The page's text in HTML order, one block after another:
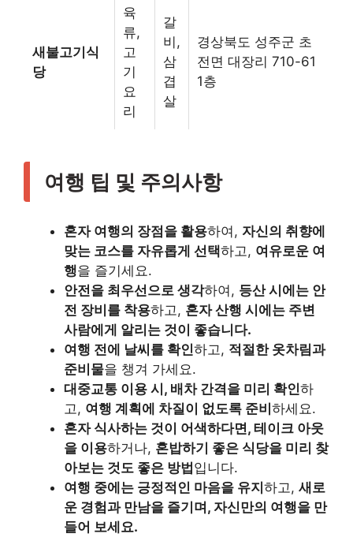
새불고기식
당
육
류,
고
기
요
리
갈
비,
삼
겹
살
경상북도 성주군 초
전면 대장리 710-61
1층
여행 팁 및 주의사항
혼자 여행의 장점을 활용하여, 자신의 취향에
맞는 코스를 자유롭게 선택하고, 여유로운 여
행을 즐기세요.
안전을 최우선으로 생각하여, 등산 시에는 안
전 장비를 착용하고, 혼자 산행 시에는 주변
사람에게 알리는 것이 좋습니다.
여행 전에 날씨를 확인하고, 적절한 옷차림과
준비물을 챙겨 가세요.
대중교통 이용 시, 배차 간격을 미리 확인하
고, 여행 계획에 차질이 없도록 준비 하세요.
혼자 식사하는 것이 어색하다면, 테이크 아웃
을 이용하거나, 혼밥하기 좋은 식당을 미리 찾
아보는 것도 좋은 방법 입니다.
여행 중에는 긍정적인 마음을 유지 하고, 새로
운 경험과 만남을 즐기며, 자신만의 여행을 만
들어 보세요.